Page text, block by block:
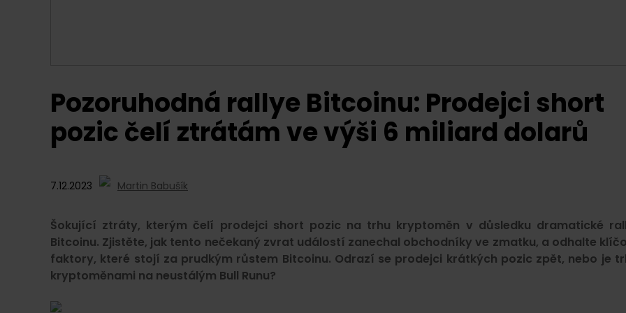
Pozoruhodná rallye Bitcoinu: Prodejci short
pozic čelí ztrátám ve výši 6 miliard dolarů
7.12.2023 Martin Babušík
Šokující ztráty, kterým čelí prodejci short pozic na trhu kryptoměn v důsledku dramatické
Bitcoinu. Zjistěte, jak tento nečekaný zvrat událostí zanechal obchodníky ve zmatku, a odhalte
faktory, které stojí za prudkým růstem Bitcoinu. Odrazí se prodejci krátkých pozic zpět, nebo je
kryptoměnami na neustálým Bull Runu?